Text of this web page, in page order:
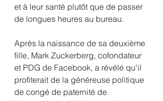
et à leur santé plutôt que de passer
de longues heures au bureau.
Après la naissance de sa deuxième
fille, Mark Zuckerberg, cofondateur
et PDG de Facebook, a révélé qu'il
profiterait de la généreuse politique
de congé de paternité de